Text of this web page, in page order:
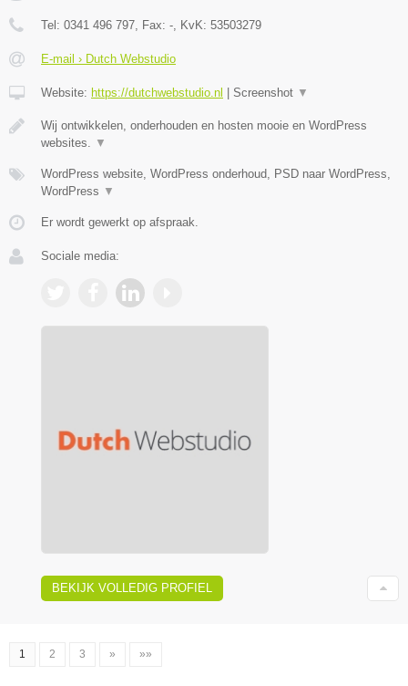
Tel: 0341 496 797, Fax: -, KvK: 53503279
E-mail › Dutch Webstudio
Website: https://dutchwebstudio.nl Screenshot ▼
Wij ontwikkelen, onderhouden en hosten mooie en WordPress
websites. ▼
WordPress website, WordPress onderhoud, PSD naar WordPress,
WordPress ▼
Er wordt gewerkt op afspraak.
Sociale media:
BEKIJK VOLLEDIG PROFIEL
1 2 3 » »»